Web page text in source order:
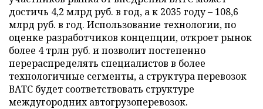
достичь 4,2 млрд руб. в год, а к 2035 году – 108,6
млрд руб. в год. Использование технологии, по
оценке разработчиков концепции, откроет рынок
более 4 трлн руб. и позволит постепенно
перераспределять специалистов в более
технологичные сегменты, а структура перевозок
ВАТС будет соответствовать структуре
междугородних автогрузоперевозок.